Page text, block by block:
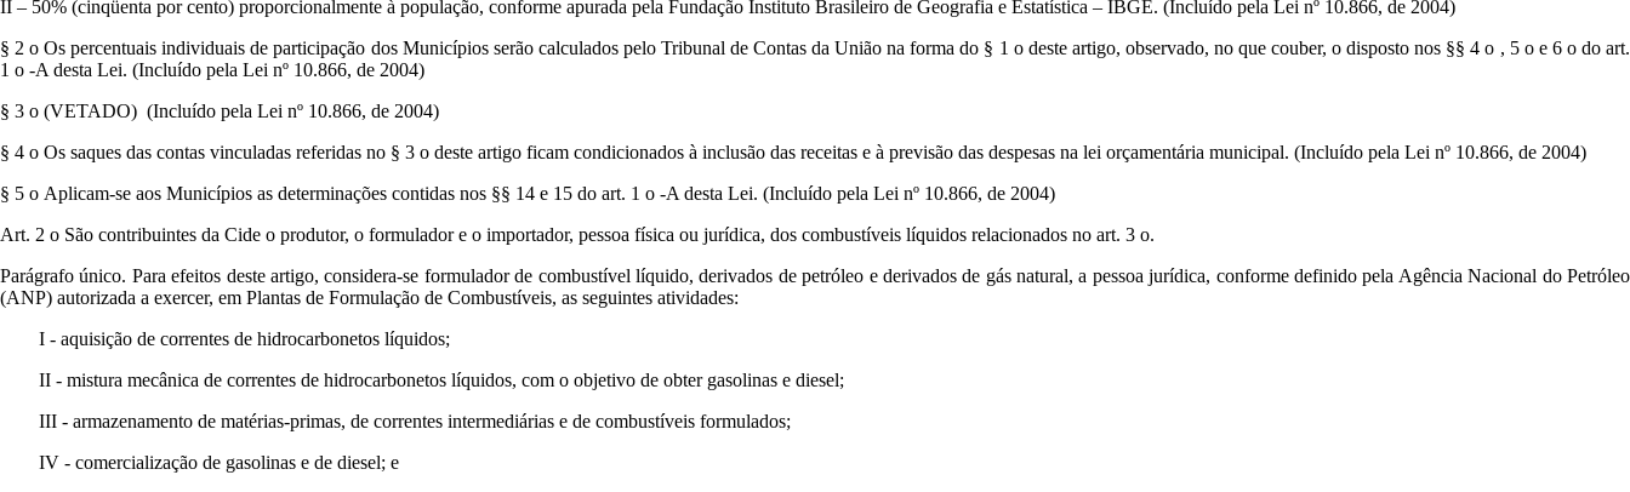
II – 50% (cinqüenta por cento) proporcionalmente à população, conforme apurada pela Fundação Instituto Brasileiro de Geografia e Estatística – IBGE. (Incluído pela Lei nº 10.866, de 2004)
§ 2 o Os percentuais individuais de participação dos Municípios serão calculados pelo Tribunal de Contas da União na forma do § 1 o deste artigo, observado, no que couber, o disposto nos §§ 4 o , 5 o e 6 o do art.
1 o -A desta Lei. (Incluído pela Lei nº 10.866, de 2004)
§ 3 o (VETADO) (Incluído pela Lei nº 10.866, de 2004)
§ 4 o Os saques das contas vinculadas referidas no § 3 o deste artigo ficam condicionados à inclusão das receitas e à previsão das despesas na lei orçamentária municipal. (Incluído pela Lei nº 10.866, de 2004)
§ 5 o Aplicam-se aos Municípios as determinações contidas nos §§ 14 e 15 do art. 1 o -A desta Lei. (Incluído pela Lei nº 10.866, de 2004)
Art. 2 o São contribuintes da Cide o produtor, o formulador e o importador, pessoa física ou jurídica, dos combustíveis líquidos relacionados no art. 3 o.
Parágrafo único. Para efeitos deste artigo, considera-se formulador de combustível líquido, derivados de petróleo e derivados de gás natural, a pessoa jurídica, conforme definido pela Agência Nacional do Petróleo
(ANP) autorizada a exercer, em Plantas de Formulação de Combustíveis, as seguintes atividades:
I - aquisição de correntes de hidrocarbonetos líquidos;
II - mistura mecânica de correntes de hidrocarbonetos líquidos, com o objetivo de obter gasolinas e diesel;
III - armazenamento de matérias-primas, de correntes intermediárias e de combustíveis formulados;
IV - comercialização de gasolinas e de diesel; e